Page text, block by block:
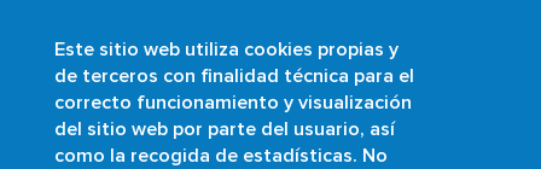
Este sitio web utiliza cookies propias y
de terceros con finalidad técnica para el
correcto funcionamiento y visualización
del sitio web por parte del usuario, así
como la recogida de estadísticas. No
Pasar
al
contenido
principal
Buscar